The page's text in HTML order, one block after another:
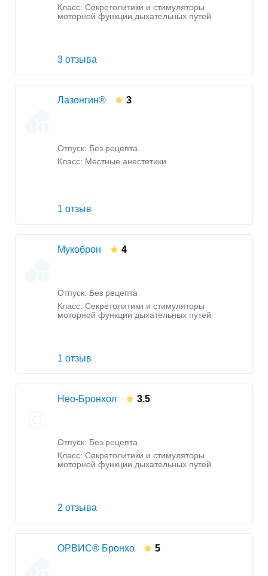
Класс: Секретолитики и стимуляторы
моторной функции дыхательных путей
3 отзыва
Лазонгин® 3
Отпуск: Без рецепта
Класс: Местные анестетики
1 отзыв
Мукоброн 4
Отпуск: Без рецепта
Класс: Секретолитики и стимуляторы
моторной функции дыхательных путей
1 отзыв
Нео-Бронхол 3.5
Отпуск: Без рецепта
Класс: Секретолитики и стимуляторы
моторной функции дыхательных путей
2 отзыва
ОРВИС® Бронхо 5